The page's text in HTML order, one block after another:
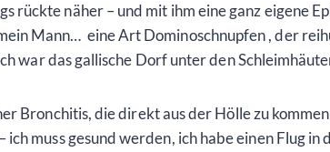
rückte näher – und mit ihm eine ganz eigene
Mann… eine Art Dominoschnupfen , der
das gallische Dorf unter den
Bronchitis, die direkt aus der Hölle zu
ich muss gesund werden, ich habe einen Flug